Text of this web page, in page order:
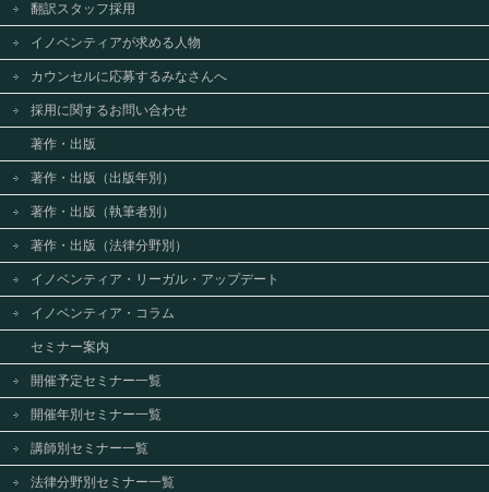
翻訳スタッフ採用
イノベンティアが求める人物
カウンセルに応募するみなさんへ
採用に関するお問い合わせ
著作・出版
著作・出版（出版年別）
著作・出版（執筆者別）
著作・出版（法律分野別）
イノベンティア・リーガル・アップデート
イノベンティア・コラム
セミナー案内
開催予定セミナー一覧
開催年別セミナー一覧
講師別セミナー一覧
法律分野別セミナー一覧